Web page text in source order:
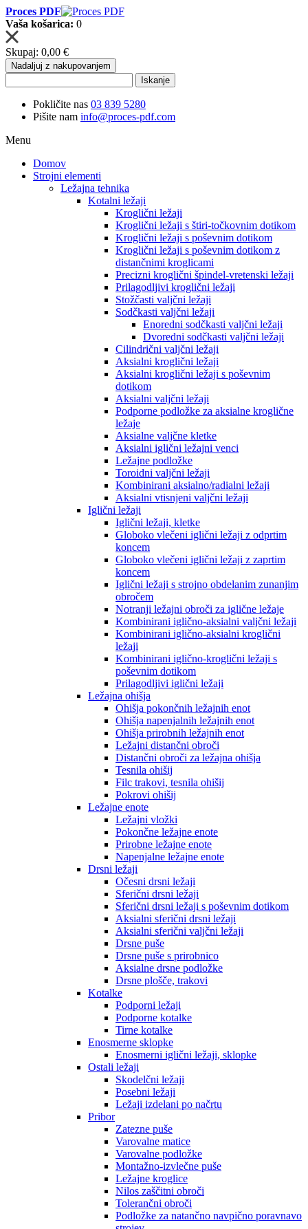
Proces PDF
Vaša košarica: 0
Skupaj: 0,00 €
Nadaljuj z nakupovanjem
Iskanje
Pokličite nas 03 839 5280
Pišite nam info@proces-pdf.com
Menu
Domov
Strojni elementi
Ležajna tehnika
Kotalni ležaji
Kroglični ležaji
Kroglični ležaji s štiri-točkovnim dotikom
Kroglični ležaji s poševnim dotikom
Kroglični ležaji s poševnim dotikom z
distančnimi kroglicami
Precizni kroglični špindel-vretenski ležaji
Prilagodljivi kroglični ležaji
Stožčasti valjčni ležaji
Sodčkasti valjčni ležaji
Enoredni sodčkasti valjčni ležaji
Dvoredni sodčkasti valjčni ležaji
Cilindrični valjčni ležaji
Aksialni kroglični ležaji
Aksialni kroglični ležaji s poševnim
dotikom
Aksialni valjčni ležaji
Podporne podložke za aksialne kroglične
ležaje
Aksialne valjčne kletke
Aksialni iglični ležajni venci
Ležajne podložke
Toroidni valjčni ležaji
Kombinirani aksialno/radialni ležaji
Aksialni vtisnjeni valjčni ležaji
Iglični ležaji
Iglični ležaji, kletke
Globoko vlečeni iglični ležaji z odprtim
koncem
Globoko vlečeni iglični ležaji z zaprtim
koncem
Iglični ležaji s strojno obdelanim zunanjim
obročem
Notranji ležajni obroči za iglične ležaje
Kombinirani iglično-aksialni valjčni ležaji
Kombinirani iglično-aksialni kroglični
ležaji
Kombinirani iglično-kroglični ležaji s
poševnim dotikom
Prilagodljivi iglični ležaji
Ležajna ohišja
Ohišja pokončnih ležajnih enot
Ohišja napenjalnih ležajnih enot
Ohišja prirobnih ležajnih enot
Ležajni distančni obroči
Distančni obroči za ležajna ohišja
Tesnila ohišij
Filc trakovi, tesnila ohišij
Pokrovi ohišij
Ležajne enote
Ležajni vložki
Pokončne ležajne enote
Prirobne ležajne enote
Napenjalne ležajne enote
Drsni ležaji
Očesni drsni ležaji
Sferični drsni ležaji
Sferični drsni ležaji s poševnim dotikom
Aksialni sferični drsni ležaji
Aksialni sferični valjčni ležaji
Drsne puše
Drsne puše s prirobnico
Aksialne drsne podložke
Drsne plošče, trakovi
Kotalke
Podporni ležaji
Podporne kotalke
Tirne kotalke
Enosmerne sklopke
Enosmerni iglični ležaji, sklopke
Ostali ležaji
Skodelčni ležaji
Posebni ležaji
Ležaji izdelani po načrtu
Pribor
Zatezne puše
Varovalne matice
Varovalne podložke
Montažno-izvlečne puše
Ležajne kroglice
Nilos zaščitni obroči
Tolerančni obroči
Podložke za natančno navpično poravnavo